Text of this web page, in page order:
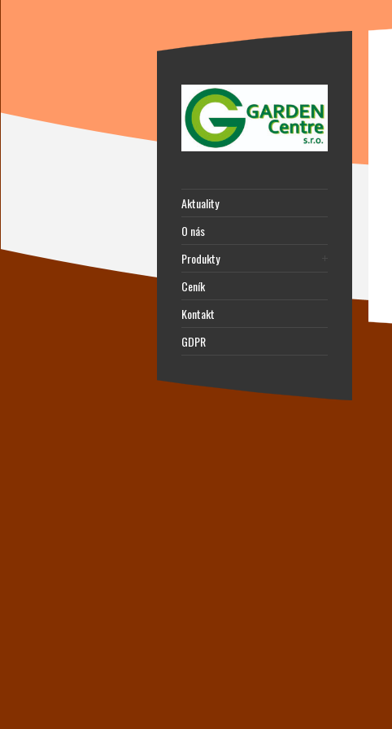
Aktuality
O nás
Produkty
Ceník
Kontakt
GDPR